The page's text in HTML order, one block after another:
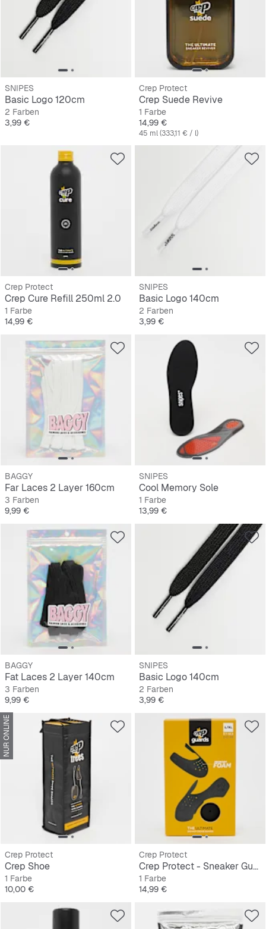
SNIPES
Basic Logo 120cm
2 Farben
Preis
3,99 €
Crep Protect
Crep Suede Revive
1 Farbe
Preis
14,99 €
45 ml (333,11 € / l)
Crep Protect
Crep Cure Refill 250ml 2.0
1 Farbe
Preis
14,99 €
SNIPES
Basic Logo 140cm
2 Farben
Preis
3,99 €
BAGGY
Far Laces 2 Layer 160cm
3 Farben
Preis
9,99 €
SNIPES
Cool Memory Sole
1 Farbe
Preis
13,99 €
BAGGY
Fat Laces 2 Layer 140cm
3 Farben
Preis
9,99 €
SNIPES
Basic Logo 140cm
2 Farben
Preis
3,99 €
NUR ONLINE
Crep Protect
Crep Shoe
1 Farbe
Preis
10,00 €
Crep Protect
Crep Protect - Sneaker Guards 3.0
1 Farbe
Preis
14,99 €